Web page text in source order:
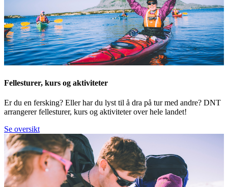
Fellesturer, kurs og aktiviteter
Er du en fersking? Eller har du lyst til å dra på tur med andre? DNT
arrangerer fellesturer, kurs og aktiviteter over hele landet!
Se oversikt